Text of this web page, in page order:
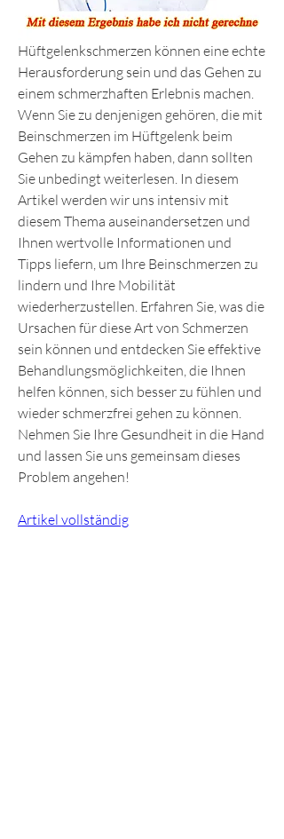
Hüftgelenkschmerzen können eine echte
Herausforderung sein und das Gehen zu
einem schmerzhaften Erlebnis machen.
Wenn Sie zu denjenigen gehören, die mit
Beinschmerzen im Hüftgelenk beim
Gehen zu kämpfen haben, dann sollten
Sie unbedingt weiterlesen. In diesem
Artikel werden wir uns intensiv mit
diesem Thema auseinandersetzen und
Ihnen wertvolle Informationen und
Tipps liefern, um Ihre Beinschmerzen zu
lindern und Ihre Mobilität
wiederherzustellen. Erfahren Sie, was die
Ursachen für diese Art von Schmerzen
sein können und entdecken Sie effektive
Behandlungsmöglichkeiten, die Ihnen
helfen können, sich besser zu fühlen und
wieder schmerzfrei gehen zu können.
Nehmen Sie Ihre Gesundheit in die Hand
und lassen Sie uns gemeinsam dieses
Problem angehen!
Artikel vollständig